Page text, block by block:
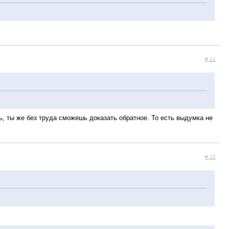
# 11
ты же без труда сможешь доказать обратное. То есть выдумка не
# 12